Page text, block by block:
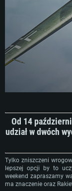
Od 14
udział w dwóch
Tylko zniszczeni
lepszej opcji by to
weekend zapraszamy
ma znaczenie oraz